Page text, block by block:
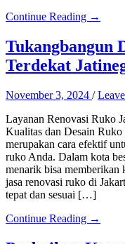
Continue Reading →
Tukangbangun
Terdekat
November 3, 2024 /
Layanan Renovasi Ruko
Kualitas dan Desain
merupakan cara efektif
ruko Anda. Dalam kota
menarik bisa memberikan
jasa renovasi ruko di
tepat dan sesuai […]
Continue Reading →